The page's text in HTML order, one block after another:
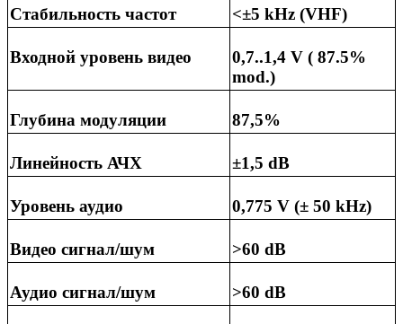
Стабильность частот <±5 kHz (VHF)
Входной уровень видео
0,7..1,4 V ( 87.5%
mod.)
Глубина модуляции 87,5%
Линейность АЧХ ±1,5 dB
Уровень аудио 0,775 V (± 50 kHz)
Видео сигнал/шум >60 dB
Аудио сигнал/шум >60 dB